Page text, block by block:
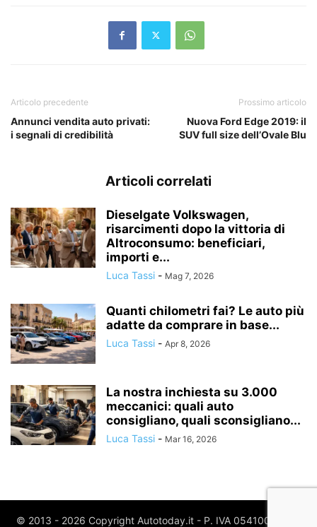
Articolo precedente
Annunci vendita auto privati:
i segnali di credibilità
Prossimo articolo
Nuova Ford Edge 2019: il
SUV full size dell’Ovale Blu
Articoli correlati
Dieselgate Volkswagen,
risarcimenti dopo la vittoria di
Altroconsumo: beneficiari,
importi e...
Luca Tassi - Mag 7, 2026
Quanti chilometri fai? Le auto più
adatte da comprare in base...
Luca Tassi - Apr 8, 2026
La nostra inchiesta su 3.000
meccanici: quali auto
consigliano, quali sconsigliano...
Luca Tassi - Mar 16, 2026
© 2013 - 2026 Copyright Autotoday.it - P. IVA 05410020969